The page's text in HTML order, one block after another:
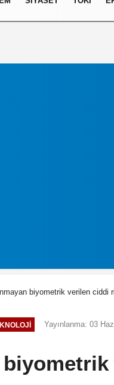
biyometrik verilen ciddi
Yayınlanma: 03